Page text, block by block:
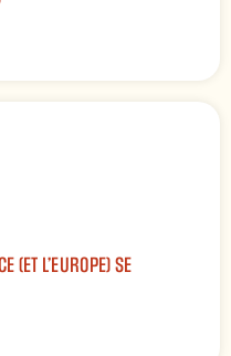
(ET L’EUROPE) SE